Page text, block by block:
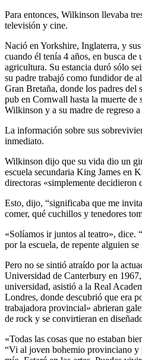
Para entonces, Wilkinson llevaba
televisión y cine.
Nació en Yorkshire, Inglaterra, y
cuando él tenía 4 años, en busca de
agricultura. Su estancia duró sólo
su padre trabajó como fundidor de
Gran Bretaña, donde los padres del
pub en Cornwall hasta la muerte de
Wilkinson y a su madre de regreso
La información sobre sus
inmediato.
Wilkinson dijo que su vida dio un
escuela secundaria King James en
directoras «simplemente decidieron
Esto, dijo, “significaba que me
comer, qué cuchillos y tenedores
«Solíamos ir juntos al teatro», dice.
por la escuela, de repente alguien
Pero no se sintió atraído por la
Universidad de Canterbury en
universidad, asistió a la Real
Londres, donde descubrió que era
trabajadora provincial» abrieran
de rock y se convirtieran en
«Todas las cosas que no estaban
“Vi al joven bohemio provinciano y